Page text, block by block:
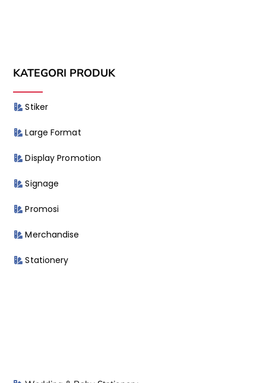
KATEGORI PRODUK
Stiker
Large Format
Display Promotion
Signage
Promosi
Merchandise
Stationery